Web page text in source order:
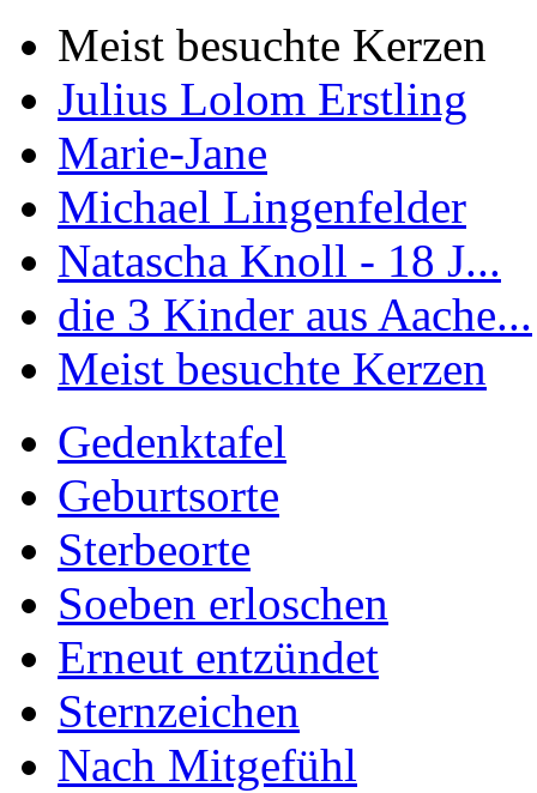
Meist besuchte Kerzen
Julius Lolom Erstling
Marie-Jane
Michael Lingenfelder
Natascha Knoll - 18 J...
die 3 Kinder aus Aache...
Meist besuchte Kerzen
Gedenktafel
Geburtsorte
Sterbeorte
Soeben erloschen
Erneut entzündet
Sternzeichen
Nach Mitgefühl